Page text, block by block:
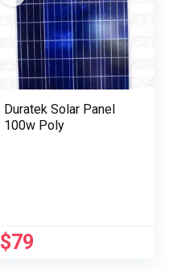
Duratek Solar Panel
100w Poly
$79